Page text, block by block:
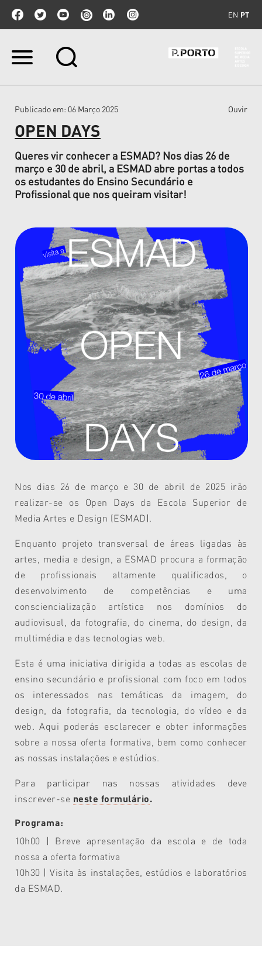
EN PT
Ir
Ir
navegação
Publicado em: 06 Março 2025 Ouvir
OPEN DAYS
Queres vir conhecer a ESMAD? Nos dias 26 de
março e 30 de abril, a ESMAD abre portas a todos
os estudantes do Ensino Secundário e
Profissional que nos queiram visitar!
Nos dias 26 de março e 30 de abril de 2025 irão
realizar-se os Open Days da Escola Superior de
Media Artes e Design (ESMAD).
Enquanto projeto transversal de áreas ligadas às
artes, media e design, a ESMAD procura a formação
de profissionais altamente qualificados, o
desenvolvimento de competências e uma
consciencialização artística nos domínios do
audiovisual, da fotografia, do cinema, do design, da
multimédia e das tecnologias web.
Esta é uma iniciativa dirigida a todas as escolas de
ensino secundário e profissional com foco em todos
os interessados nas temáticas da imagem, do
design, da fotografia, da tecnologia, do vídeo e da
web. Aqui poderás esclarecer e obter informações
sobre a nossa oferta formativa, bem como conhecer
as nossas instalações e estúdios.
Para participar nas nossas atividades deve
inscrever-se neste formulário.
Programa:
10h00 | Breve apresentação da escola e de toda
nossa a oferta formativa
10h30 | Visita às instalações, estúdios e laboratórios
da ESMAD.